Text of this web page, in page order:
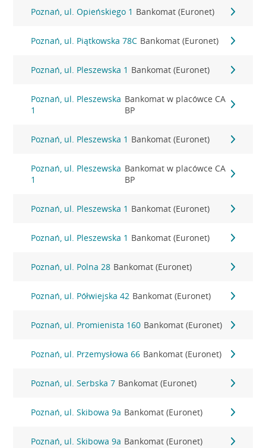
Poznań, ul. Opieńskiego 1 Bankomat (Euronet)
Poznań, ul. Piątkowska 78C Bankomat (Euronet)
Poznań, ul. Pleszewska 1 Bankomat (Euronet)
Poznań, ul. Pleszewska
1
Bankomat w placówce CA
BP
Poznań, ul. Pleszewska 1 Bankomat (Euronet)
Poznań, ul. Pleszewska
1
Bankomat w placówce CA
BP
Poznań, ul. Pleszewska 1 Bankomat (Euronet)
Poznań, ul. Pleszewska 1 Bankomat (Euronet)
Poznań, ul. Polna 28 Bankomat (Euronet)
Poznań, ul. Półwiejska 42 Bankomat (Euronet)
Poznań, ul. Promienista 160 Bankomat (Euronet)
Poznań, ul. Przemysłowa 66 Bankomat (Euronet)
Poznań, ul. Serbska 7 Bankomat (Euronet)
Poznań, ul. Skibowa 9a Bankomat (Euronet)
Poznań, ul. Skibowa 9a Bankomat (Euronet)